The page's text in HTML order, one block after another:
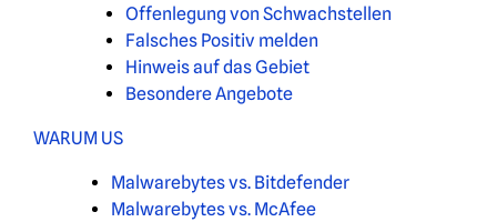
Offenlegung von Schwachstellen
Falsches Positiv melden
Hinweis auf das Gebiet
Besondere Angebote
WARUM US
Malwarebytes vs. Bitdefender
Malwarebytes vs. McAfee